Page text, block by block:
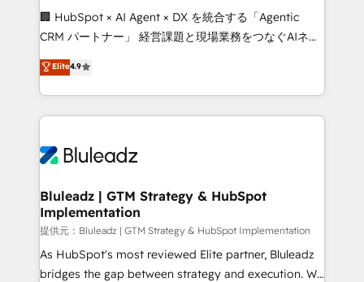
around your business, not a template. ➤ Migration:
Move from any legacy CRM. Zero downtime, full data
run your revenue process. Sales, marketing, and
service wired together. ➤ AI and Integrations: Layer
tune-ups, feature rollouts, adoption coaching. Buying
HubSpot, switching to it, or reviving a stale portal?
🏢 HubSpot × AI Agent × DX を統合する「Agentic
CRM パートナー」 経営課題と現場業務をつなぐAIネイ
ティブ・エージェンシーとして、HubSpot Eliteの実装
力で顧客フロント業務を再設計します。 💡 100inc は何
をする会社か？ HubSpotを共通基盤に、AIエージェン
トを組み込んだ顧客フロント業務（マーケティング・営
ィブ・エージェンシーです。事業部・グループ会社・部
を、CRMを軸とした全社共通基盤に再構築します。意
思決定者・PMO・現場担当者に並走します。 1️⃣
HubSpot導入・活用支援 顧客データの一元化から、
GTMの見える化・自動化まで。全Hub統合運用、デー
タ品質設計、グループ横断のCRM統合に対応します。
Elite4.9
Bluleadz | GTM Strategy & HubSpot
Implementation
提供元：Bluleadz | GTM Strategy & HubSpot Implementation
As HubSpot's most reviewed Elite partner, Bluleadz
bridges the gap between strategy and execution. We